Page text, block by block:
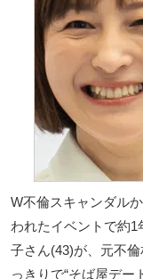
W不倫スキャンダル
われたイベントで約
子さん(43)が、元不
っきりで“そば屋デー